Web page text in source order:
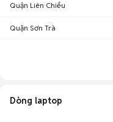
Quận Liên Chiểu
Quận Sơn Trà
Dòng laptop